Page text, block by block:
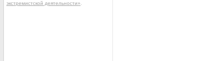
экстремистской деятельности»